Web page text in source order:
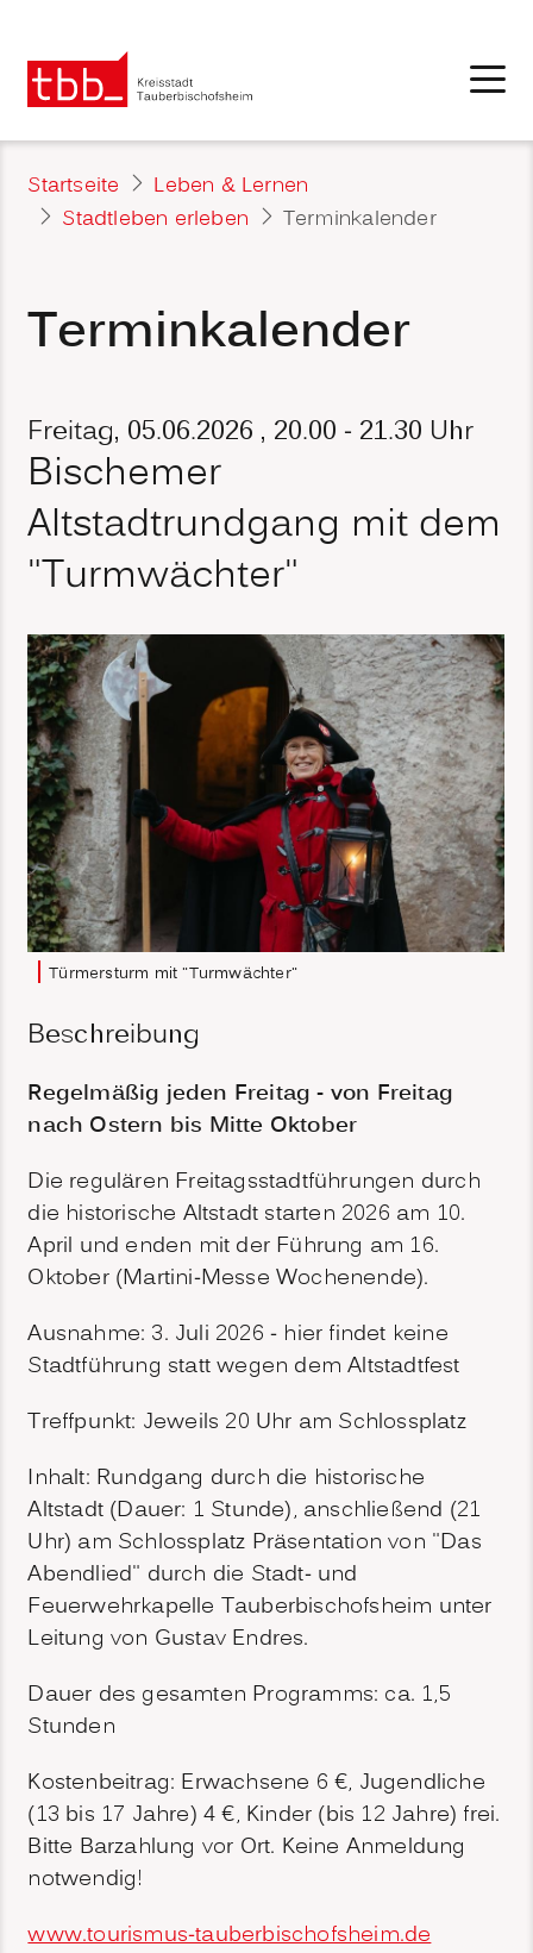
Startseite
Leben & Lernen
Stadtleben erleben
Terminkalender
Terminkalender
Freitag, 05.06.2026 , 20.00 - 21.30 Uhr
Bischemer
Altstadtrundgang mit dem
"Turmwächter"
Türmersturm mit "Turmwächter"
Beschreibung
Regelmäßig jeden Freitag - von Freitag
nach Ostern bis Mitte Oktober
Die regulären Freitagsstadtführungen durch
die historische Altstadt starten 2026 am 10.
April und enden mit der Führung am 16.
Oktober (Martini-Messe Wochenende).
Ausnahme: 3. Juli 2026 - hier findet keine
Stadtführung statt wegen dem Altstadtfest
Treffpunkt: Jeweils 20 Uhr am Schlossplatz
Inhalt: Rundgang durch die historische
Altstadt (Dauer: 1 Stunde), anschließend (21
Uhr) am Schlossplatz Präsentation von "Das
Abendlied" durch die Stadt- und
Feuerwehrkapelle Tauberbischofsheim unter
Leitung von Gustav Endres.
Dauer des gesamten Programms: ca. 1,5
Stunden
Kostenbeitrag: Erwachsene 6 €, Jugendliche
(13 bis 17 Jahre) 4 €, Kinder (bis 12 Jahre) frei.
Bitte Barzahlung vor Ort. Keine Anmeldung
notwendig!
www.tourismus-tauberbischofsheim.de